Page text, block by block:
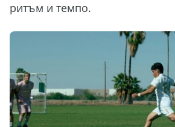
ритъм и темпо.